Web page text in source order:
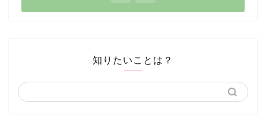
知りたいことは？